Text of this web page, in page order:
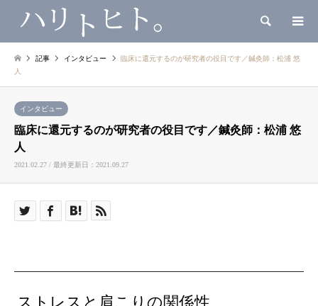
検索
記事 インタビュー
臨床に還元するのが研究者の役目です／鍼灸師：松浦 悠
人
インタビュー
臨床に還元するのが研究者の役目です／鍼灸師：松浦 悠
人
2021.02.27 / 最終更新日：2021.09.27
ストレスと肩こりの関係性